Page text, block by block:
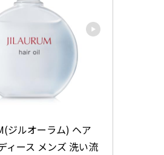
ジルオーラム) ヘア
ィース メンズ 洗い流